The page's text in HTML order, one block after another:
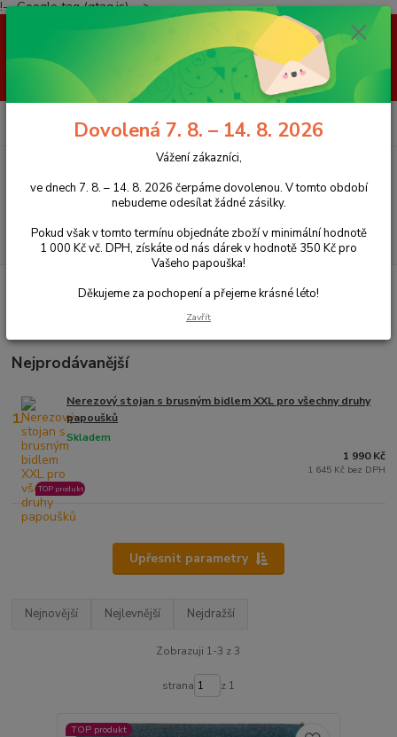
!-- Google tag (gtag.js) -->
Vážení zákazníci, ve dnech 7. 8. – 14. 8. 2026 čerpáme dovolenou. V
tomto období nebudeme odesílat žádné zásilky. Pokud však v tomto
termínu objednáte zboží v minimální hodnotě 1 000 Kč vč. DPH, získáte
od nás dárek v hodnotě 350 Kč pro Vašeho papouška! Děkujeme za
pochopení a přejeme krásné léto!
Menu
CZK
Hledat
(Po-Pá, 8-16 hod.)
Brusná a masážní bidla
Nejprodávanější
1.
Nerezový stojan s brusným bidlem XXL pro všechny druhy
papoušků
Skladem
TOP produkt
1 990 Kč
1 645 Kč bez DPH
Upřesnit parametry
Nejnovější Nejlevnější Nejdražší
Zobrazuji 1-3 z 3
strana z 1
TOP produkt
Dovolená 7. 8. – 14. 8. 2026
Vážení zákazníci,
ve dnech 7. 8. – 14. 8. 2026 čerpáme dovolenou. V tomto období
nebudeme odesílat žádné zásilky.
Pokud však v tomto termínu objednáte zboží v minimální hodnotě
1 000 Kč vč. DPH, získáte od nás dárek v hodnotě 350 Kč pro
Vašeho papouška!
Děkujeme za pochopení a přejeme krásné léto!
Zavřít